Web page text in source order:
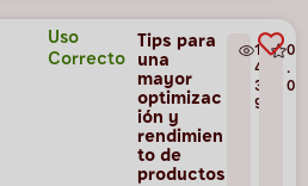
Uso
Correcto
Tips para
una
mayor
optimizac
ión y
rendimien
to de
productos
1
4
3
9
0
.
0